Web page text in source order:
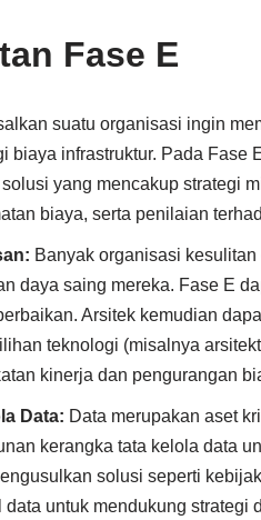
Fase E
suatu organisasi ingin
biaya infrastruktur. Pada Fase
yang mencakup strategi
biaya, serta penilaian
Banyak organisasi
daya saing mereka. Fase E
Arsitek kemudian
teknologi (misalnya
kinerja dan pengurangan
Data: Data merupakan aset
kerangka tata kelola data
solusi seperti
untuk mendukung strategi